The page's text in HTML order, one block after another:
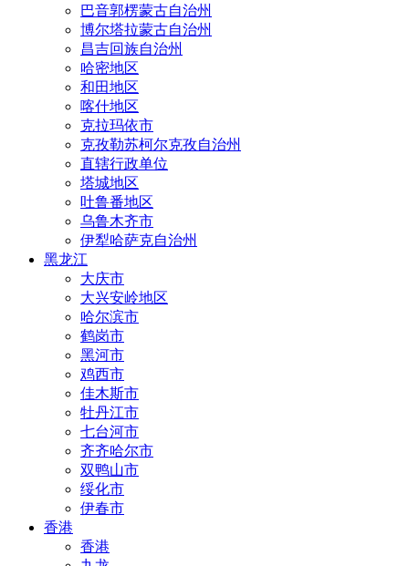
巴音郭楞蒙古自治州
博尔塔拉蒙古自治州
昌吉回族自治州
哈密地区
和田地区
喀什地区
克拉玛依市
克孜勒苏柯尔克孜自治州
直辖行政单位
塔城地区
吐鲁番地区
乌鲁木齐市
伊犁哈萨克自治州
黑龙江
大庆市
大兴安岭地区
哈尔滨市
鹤岗市
黑河市
鸡西市
佳木斯市
牡丹江市
七台河市
齐齐哈尔市
双鸭山市
绥化市
伊春市
香港
香港